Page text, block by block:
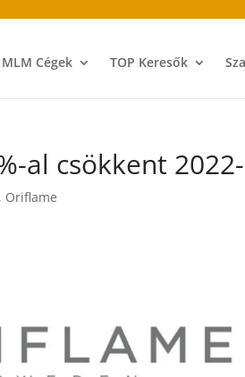
MLM Cégek TOP Keresők
al csökkent
, Oriflame